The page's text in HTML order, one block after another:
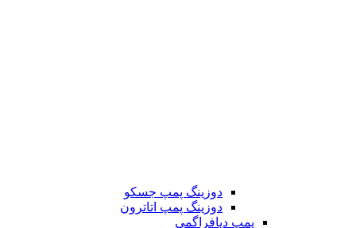
دوزینگ پمپ جسکو
دوزینگ پمپ اتاترون
پمپ دیافراگمی